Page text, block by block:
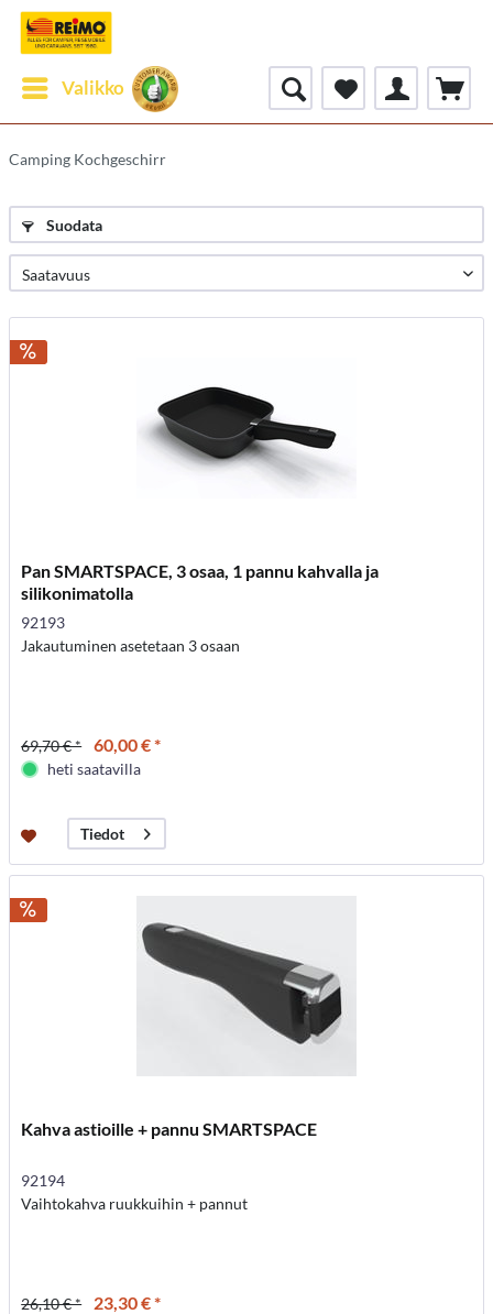
Valikko
Camping Kochgeschirr
Suodata
Pan SMARTSPACE, 3 osaa, 1 pannu kahvalla ja
silikonimatolla
92193
Jakautuminen asetetaan 3 osaan
69,70 € * 60,00 € *
heti saatavilla
Tiedot
Kahva astioille + pannu SMARTSPACE
92194
Vaihtokahva ruukkuihin + pannut
26,10 € * 23,30 € *